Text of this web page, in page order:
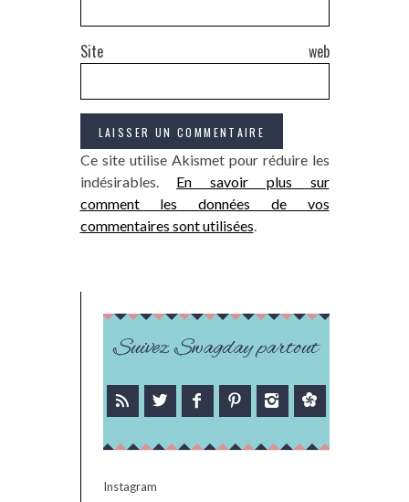
Site web
Ce site utilise Akismet pour réduire les
indésirables. En savoir plus sur
comment les données de vos
commentaires sont utilisées
Suivez Swagday partout
Instagram